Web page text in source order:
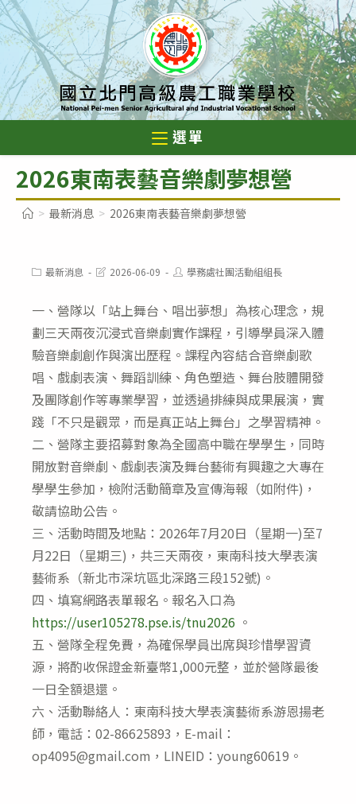
跳
轉
主
要
內
選單
2026東南表藝音樂劇夢想營
> 最新消息 > 2026東南表藝音樂劇夢想營
Post最新消息
Post2026-06-09
Post學務處社團活動組組長
一、營隊以「站上舞台、唱出夢想」為核心理念，規
劃三天兩夜沉浸式音樂劇實作課程，引導學員深入體
驗音樂劇創作與演出歷程。課程內容結合音樂劇歌
唱、戲劇表演、舞蹈訓練、角色塑造、舞台肢體開發
及團隊創作等專業學習，並透過排練與成果展演，實
踐「不只是觀眾，而是真正站上舞台」之學習精神。
二、營隊主要招募對象為全國高中職在學學生，同時
開放對音樂劇、戲劇表演及舞台藝術有興趣之大專在
學學生參加，檢附活動簡章及宣傳海報（如附件)，
敬請協助公告。
三、活動時間及地點：2026年7月20日（星期一)至7
月22日（星期三)，共三天兩夜，東南科技大學表演
藝術系（新北市深坑區北深路三段152號)。
四、填寫網路表單報名。報名入口為
https://user105278.pse.is/tnu2026 。
五、營隊全程免費，為確保學員出席與珍惜學習資
源，將酌收保證金新臺幣1,000元整，並於營隊最後
一日全額退還。
六、活動聯絡人：東南科技大學表演藝術系游恩揚老
師，電話：02-86625893，E-mail：
op4095@gmail.com，LINEID：young60619。